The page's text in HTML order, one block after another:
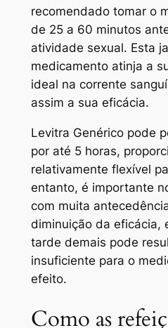
recomendado tomar o
de 25 a 60 minutos
atividade sexual. Esta
medicamento atinja a
ideal na corrente
assim a sua eficácia.
Levitra Genérico pode
por até 5 horas,
relativamente flexível
entanto, é importante
com muita
diminuição da eficácia,
tarde demais pode
insuficiente para o
efeito.
Como as